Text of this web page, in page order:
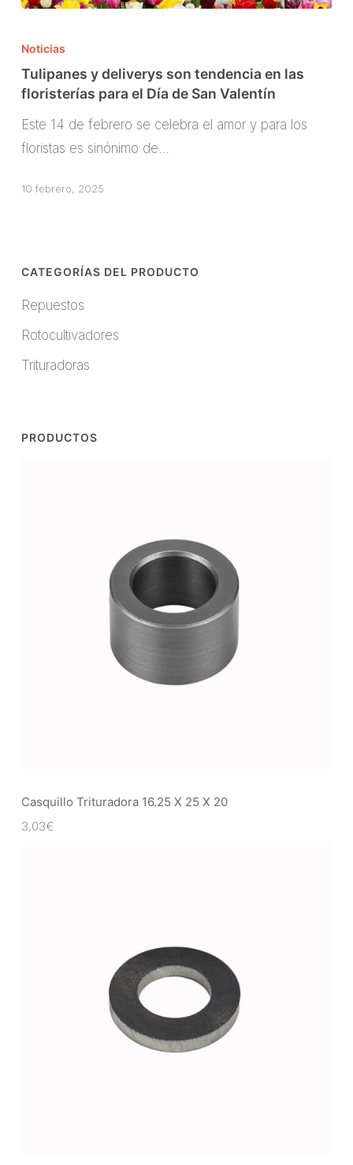
y
deliverys
son
en
floristerías
de
San
Valentín
Noticias
Tulipanes y deliverys son tendencia en las
floristerías para el Día de San Valentín
Este 14 de febrero se celebra el amor y para los
floristas es sinónimo de…
10 febrero, 2025
CATEGORÍAS DEL PRODUCTO
Repuestos
Rotocultivadores
Trituradoras
PRODUCTOS
Casquillo Trituradora 16.25 X 25 X 20
3,03€